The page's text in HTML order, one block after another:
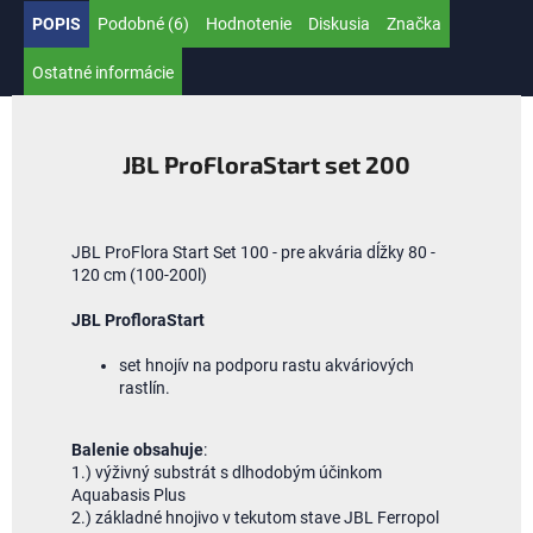
POPIS Podobné (6) Hodnotenie Diskusia Značka
Ostatné informácie
JBL ProFloraStart set 200
JBL ProFlora Start Set 100 - pre akvária dĺžky 80 -
120 cm (100-200l)
JBL ProfloraStart
set hnojív na podporu rastu akváriových
rastlín.
Balenie obsahuje:
1.) výživný substrát s dlhodobým účinkom
Aquabasis Plus
2.) základné hnojivo v tekutom stave JBL Ferropol